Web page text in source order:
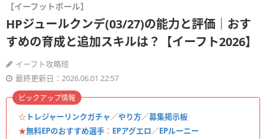
【イーフットボール】
HPジュールクンデ(03/27)の能力と評価｜おす
すめの育成と追加スキルは？【イーフト2026】
イーフト攻略班
最終更新日：2026.06.01 22:57
☆ トレジャーリンクガチャ／やり方／募集掲示板
★無料EPのおすすめ選手 ： EPアグエロ／EPルーニー
ピックアップ情報